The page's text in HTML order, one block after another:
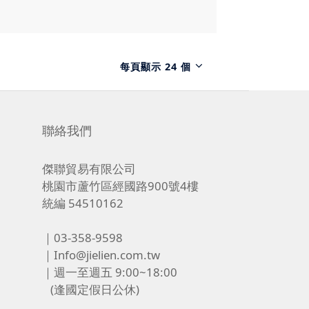
每頁顯示 24 個
聯絡我們
傑聯貿易有限公司
桃園市蘆竹區經國路900號4樓
統編 54510162
｜03-358-9598
｜Info@jielien.com.tw
｜週一至週五 9:00~18:00
(逢國定假日公休)